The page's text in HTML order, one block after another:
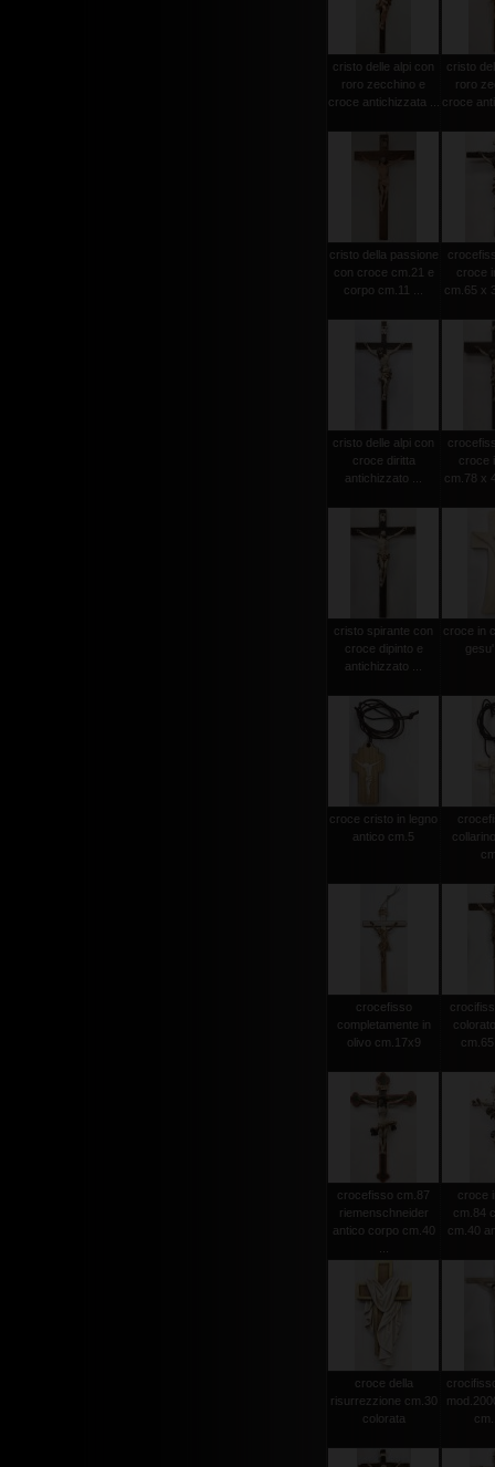
cristo delle alpi con
roro zecchino e
croce antichizzata ...
cristo
roro
croce
cristo della passione
con croce cm.21 e
corpo cm.11 ...
croce
cm.65 x
cristo delle alpi con
croce diritta
antichizzato ...
croce
cm.78 x
cristo spirante con
croce dipinto e
antichizzato ...
croce in
croce cristo in legno
antico cm.5
crocefisso
completamente in
olivo cm.17x9
crocefisso cm.87
riemenschneider
antico corpo cm.40
croce
cm.84
cm.40
croce della
risurrezzione cm.30
colorata